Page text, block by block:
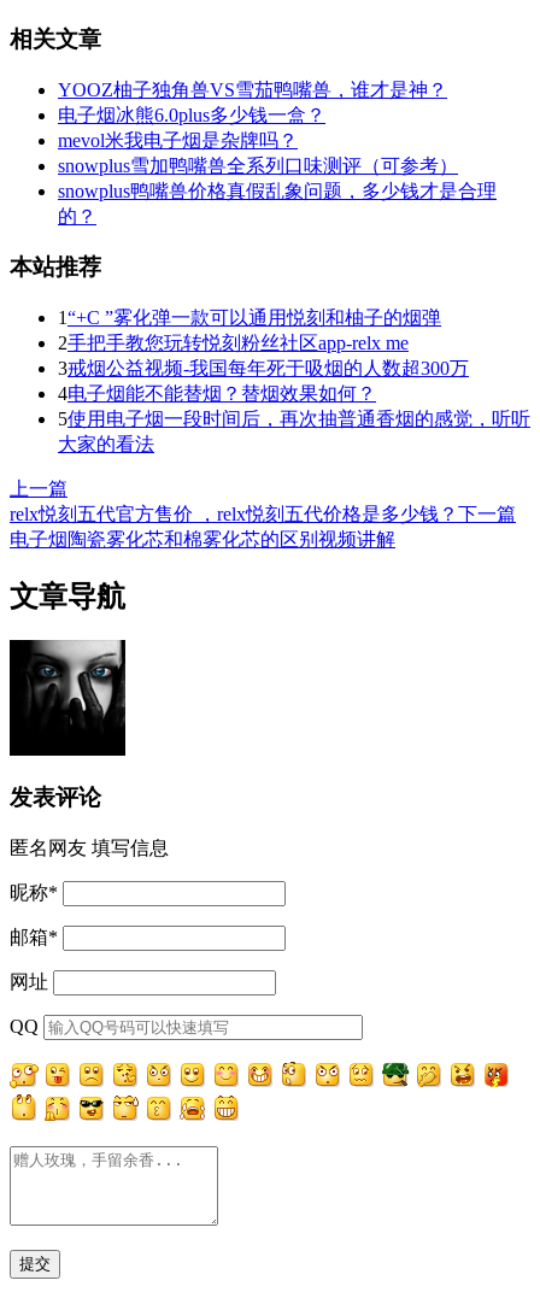
相关文章
YOOZ柚子独角兽VS雪茄鸭嘴兽，谁才是神？
电子烟冰熊6.0plus多少钱一盒？
mevol米我电子烟是杂牌吗？
snowplus雪加鸭嘴兽全系列口味测评（可参考）
snowplus鸭嘴兽价格真假乱象问题，多少钱才是合理
的？
本站推荐
1“+C ”雾化弹一款可以通用悦刻和柚子的烟弹
2手把手教您玩转悦刻粉丝社区app-relx me
3戒烟公益视频-我国每年死于吸烟的人数超300万
4电子烟能不能替烟？替烟效果如何？
5使用电子烟一段时间后，再次抽普通香烟的感觉，听听
大家的看法
上一篇
relx悦刻五代官方售价 ，relx悦刻五代价格是多少钱？ 下一篇
电子烟陶瓷雾化芯和棉雾化芯的区别视频讲解
文章导航
发表评论
匿名网友 填写信息
昵称*
邮箱*
网址
QQ